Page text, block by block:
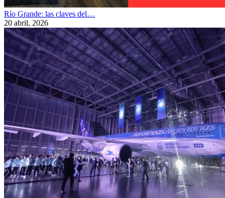
Río Grande: las claves del…
20 abril, 2026